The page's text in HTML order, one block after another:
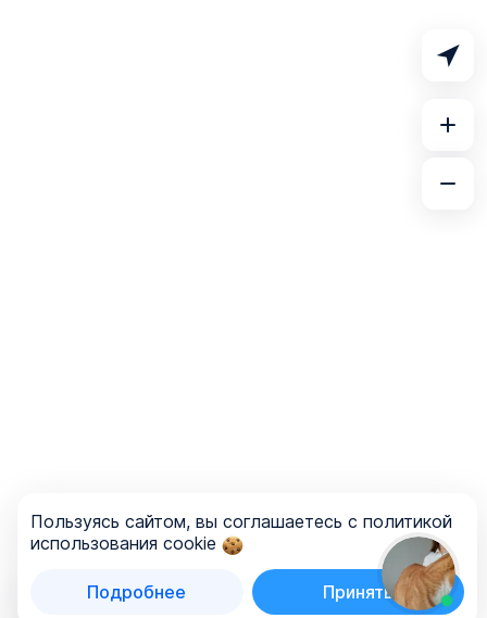
Список
Пользуясь сайтом, вы соглашаетесь с политикой
использования cookie
Подробнее Принять